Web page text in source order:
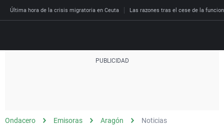
Última hora de la crisis migratoria en Ceuta Las razones tras el cese de la
Ondacero Emisoras Aragón
Noticias